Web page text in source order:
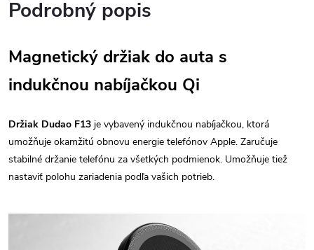
Podrobný popis
Magnetický držiak do auta s
indukčnou nabíjačkou Qi
Držiak Dudao F13 je vybavený indukčnou nabíjačkou, ktorá
umožňuje okamžitú obnovu energie telefónov Apple. Zaručuje
stabilné držanie telefónu za všetkých podmienok. Umožňuje tiež
nastaviť polohu zariadenia podľa vašich potrieb.